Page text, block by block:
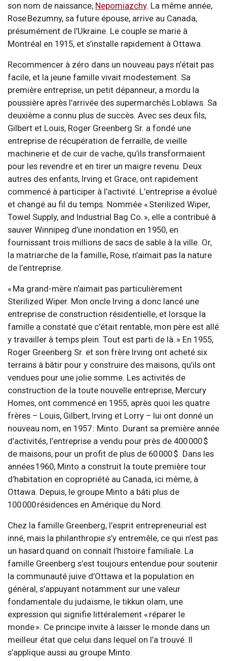
son nom de naissance, Nepomiazchy. La même année,
Rose Bezumny, sa future épouse, arrive au Canada,
présumément de l’Ukraine. Le couple se marie à
Montréal en 1915, et s’installe rapidement à Ottawa.
Recommencer à zéro dans un nouveau pays n’était pas
facile, et la jeune famille vivait modestement. Sa
première entreprise, un petit dépanneur, a mordu la
poussière après l’arrivée des supermarchés Loblaws. Sa
deuxième a connu plus de succès. Avec ses deux fils,
Gilbert et Louis, Roger Greenberg Sr. a fondé une
entreprise de récupération de ferraille, de vieille
machinerie et de cuir de vache, qu’ils transformaient
pour les revendre et en tirer un maigre revenu. Deux
autres des enfants, Irving et Grace, ont rapidement
commencé à participer à l’activité. L’entreprise a évolué
et changé au fil du temps. Nommée « Sterilized Wiper,
Towel Supply, and Industrial Bag Co. », elle a contribué à
sauver Winnipeg d’une inondation en 1950, en
fournissant trois millions de sacs de sable à la ville. Or,
la matriarche de la famille, Rose, n’aimait pas la nature
de l’entreprise.
« Ma grand-mère n’aimait pas particulièrement
Sterilized Wiper. Mon oncle Irving a donc lancé une
entreprise de construction résidentielle, et lorsque la
famille a constaté que c’était rentable, mon père est allé
y travailler à temps plein. Tout est parti de là. » En 1955,
Roger Greenberg Sr. et son frère Irving ont acheté six
terrains à bâtir pour y construire des maisons, qu’ils ont
vendues pour une jolie somme. Les activités de
construction de la toute nouvelle entreprise, Mercury
Homes, ont commencé en 1955, après quoi les quatre
frères – Louis, Gilbert, Irving et Lorry – lui ont donné un
nouveau nom, en 1957 : Minto. Durant sa première année
d’activités, l’entreprise a vendu pour près de 400 000 $
de maisons, pour un profit de plus de 60 000 $. Dans les
années 1960, Minto a construit la toute première tour
d’habitation en copropriété au Canada, ici même, à
Ottawa. Depuis, le groupe Minto a bâti plus de
100 000 résidences en Amérique du Nord.
Chez la famille Greenberg, l’esprit entrepreneurial est
inné, mais la philanthropie s’y entremêle, ce qui n’est pas
un hasard quand on connaît l’histoire familiale. La
famille Greenberg s’est toujours entendue pour soutenir
la communauté juive d’Ottawa et la population en
général, s’appuyant notamment sur une valeur
fondamentale du judaïsme, le tikkun olam, une
expression qui signifie littéralement « réparer le
monde ». Ce principe invite à laisser le monde dans un
meilleur état que celui dans lequel on l’a trouvé. Il
s’applique aussi au groupe Minto.